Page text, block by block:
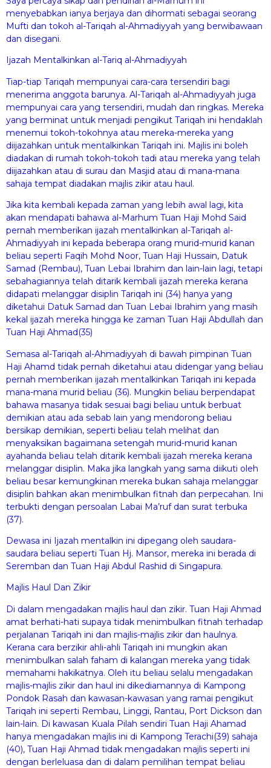
menyebabkan ianya berjaya dan dihormati sebagai seorang
Mufti dan tokoh al-Tariqah al-Ahmadiyyah yang berwibawaan
dan disegani.
Ijazah Mentalkinkan al-Tariq al-Ahmadiyyah
Tiap-tiap Tariqah mempunyai cara-cara tersendiri bagi
menerima anggota barunya. Al-Tariqah al-Ahmadiyyah juga
mempunyai cara yang tersendiri, mudah dan ringkas. Mereka
yang berminat untuk menjadi pengikut Tariqah ini hendaklah
menemui tokoh-tokohnya atau mereka-mereka yang
diijazahkan untuk mentalkinkan Tariqah ini. Majlis ini boleh
diadakan di rumah tokoh-tokoh tadi atau mereka yang telah
diijazahkan atau di surau dan Masjid atau di mana-mana
sahaja tempat diadakan majlis zikir atau haul.
Jika kita kembali kepada zaman yang lebih awal lagi, kita
akan mendapati bahawa al-Marhum Tuan Haji Mohd Said
pernah memberikan ijazah mentalkinkan al-Tariqah al-
Ahmadiyyah ini kepada beberapa orang murid-murid kanan
beliau seperti Faqih Mohd Noor, Tuan Haji Hussain, Datuk
Samad (Rembau), Tuan Lebai Ibrahim dan lain-lain lagi, tetapi
sebahagiannya telah ditarik kembali ijazah mereka kerana
didapati melanggar disiplin Tariqah ini (34) hanya yang
diketahui Datuk Samad dan Tuan Lebai Ibrahim yang masih
kekal ijazah mereka hingga ke zaman Tuan Haji Abdullah dan
Tuan Haji Ahmad(35)
Semasa al-Tariqah al-Ahmadiyyah di bawah pimpinan Tuan
Haji Ahamd tidak pernah diketahui atau didengar yang beliau
pernah memberikan ijazah mentalkinkan Tariqah ini kepada
mana-mana murid beliau (36). Mungkin beliau berpendapat
bahawa masanya tidak sesuai bagi beliau untuk berbuat
demikian atau ada sebab lain yang mendorong beliau
bersikap demikian, seperti beliau telah melihat dan
menyaksikan bagaimana setengah murid-murid kanan
ayahanda beliau telah ditarik kembali ijazah mereka kerana
melanggar disiplin. Maka jika langkah yang sama diikuti oleh
beliau besar kemungkinan mereka bukan sahaja melanggar
disiplin bahkan akan menimbulkan fitnah dan perpecahan. Ini
terbukti dengan persoalan Labai Ma’ruf dan surat terbuka
(37).
Dewasa ini Ijazah mentalkin ini dipegang oleh saudara-
saudara beliau seperti Tuan Hj. Mansor, mereka ini berada di
Seremban dan Tuan Haji Abdul Rashid di Singapura.
Majlis Haul Dan Zikir
Di dalam mengadakan majlis haul dan zikir. Tuan Haji Ahmad
amat berhati-hati supaya tidak menimbulkan fitnah terhadap
perjalanan Tariqah ini dan majlis-majlis zikir dan haulnya.
Kerana cara berzikir ahli-ahli Tariqah ini mungkin akan
menimbulkan salah faham di kalangan mereka yang tidak
memahami hakikatnya. Oleh itu beliau selalu mengadakan
majlis-majlis zikir dan haul ini dikediamannya di Kampong
Pondok Rasah dan kawasan-kawasan yang ramai pengikut
Tariqah ini seperti Rembau, Linggi, Rantau, Port Dickson dan
lain-lain. Di kawasan Kuala Pilah sendiri Tuan Haji Ahamad
hanya mengadakan majlis ini di Kampong Terachi(39) sahaja
(40), Tuan Haji Ahmad tidak mengadakan majlis seperti ini
dengan berleluasa dan di dalam pemilihan tempat beliau